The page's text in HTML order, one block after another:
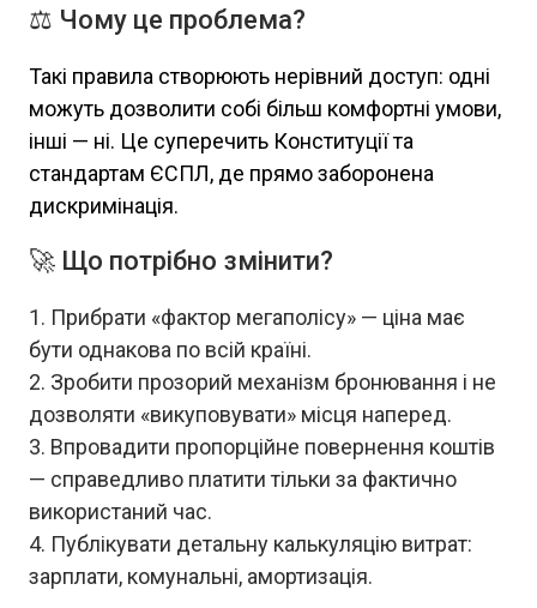
⚖️ Чому це проблема?
Такі правила створюють нерівний доступ: одні
можуть дозволити собі більш комфортні умови,
інші — ні. Це суперечить Конституції та
стандартам ЄСПЛ, де прямо заборонена
дискримінація.
🚀 Що потрібно змінити?
Прибрати «фактор мегаполісу» — ціна має
бути однакова по всій країні.
Зробити прозорий механізм бронювання і не
дозволяти «викуповувати» місця наперед.
Впровадити пропорційне повернення коштів
— справедливо платити тільки за фактично
використаний час.
Публікувати детальну калькуляцію витрат:
зарплати, комунальні, амортизація.